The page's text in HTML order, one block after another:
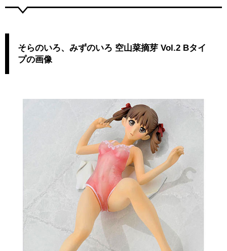
そらのいろ、みずのいろ 空山菜摘芽 Vol.2 Bタイ
プの画像